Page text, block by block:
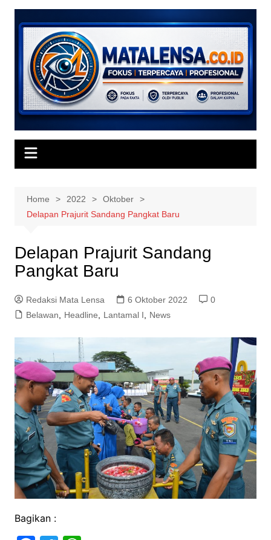
Skip
content
Home 2022
Oktober
Delapan Prajurit Sandang Pangkat Baru
Delapan Prajurit Sandang
Pangkat Baru
Redaksi Mata Lensa 6 Oktober 2022
0
Belawan
Headline Lantamal I News
Bagikan :